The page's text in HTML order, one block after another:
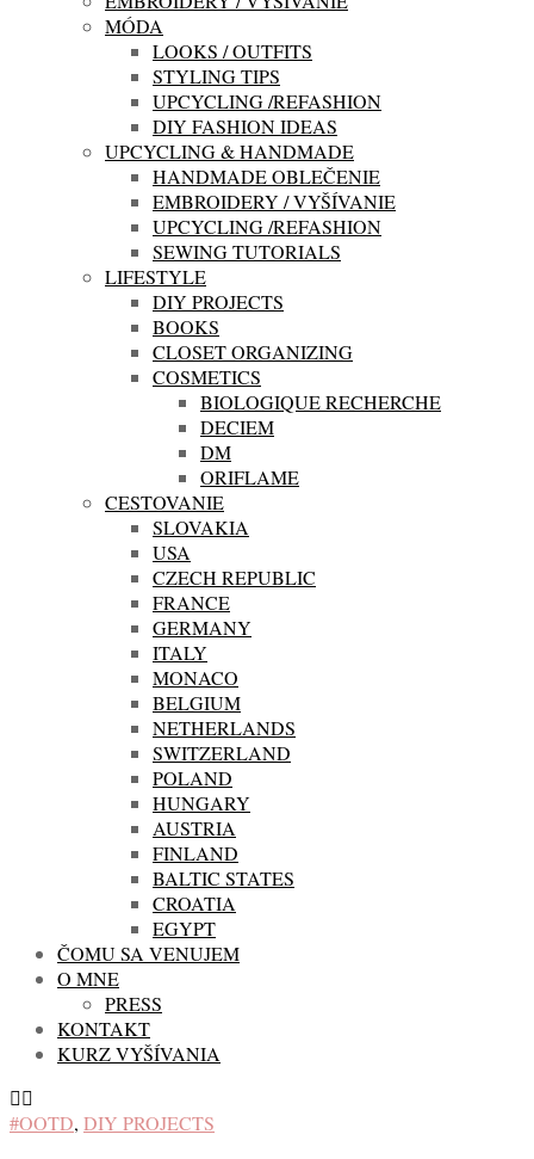
MÓDA
LOOKS / OUTFITS
STYLING TIPS
UPCYCLING /REFASHION
DIY FASHION IDEAS
UPCYCLING & HANDMADE
HANDMADE OBLEČENIE
EMBROIDERY / VYŠÍVANIE
UPCYCLING /REFASHION
SEWING TUTORIALS
LIFESTYLE
DIY PROJECTS
BOOKS
CLOSET ORGANIZING
COSMETICS
BIOLOGIQUE RECHERCHE
DECIEM
DM
ORIFLAME
CESTOVANIE
SLOVAKIA
USA
CZECH REPUBLIC
FRANCE
GERMANY
ITALY
MONACO
BELGIUM
NETHERLANDS
SWITZERLAND
POLAND
HUNGARY
AUSTRIA
FINLAND
BALTIC STATES
CROATIA
EGYPT
ČOMU SA VENUJEM
O MNE
PRESS
KONTAKT
KURZ VYŠÍVANIA
#OOTD, DIY PROJECTS